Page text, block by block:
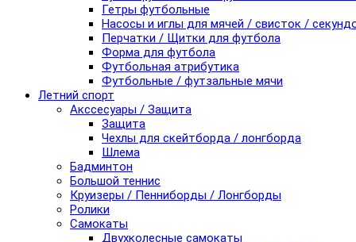
Гетры футбольные
Насосы и иглы для мячей / свисток /
Перчатки / Щитки для футбола
Форма для футбола
Футбольная атрибутика
Футбольные / футзальные мячи
Летний спорт
Акссесуары / Защита
Защита
Чехлы для скейтборда / лонгборда
Шлема
Бадминтон
Большой теннис
Круизеры / Пенниборды / Лонгборды
Ролики
Самокаты
Двухколесные самокаты